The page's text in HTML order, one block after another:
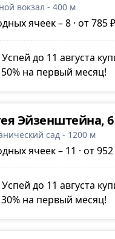
вокзал - 400 м
ячеек – 8 · от 785 ₽
до 11 августа
на первый месяц!
Эйзенштейна, 6
сад - 1200 м
ячеек – 11 · от
до 11 августа
на первый месяц!